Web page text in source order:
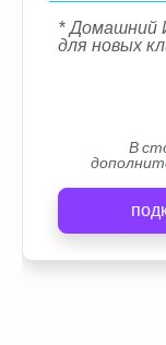
* Домашний
для новых
В